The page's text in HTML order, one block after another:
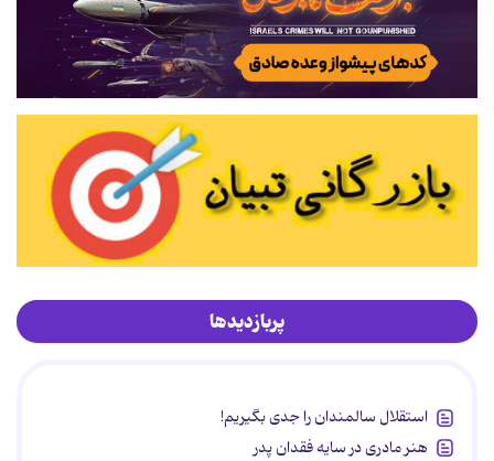
پربازدیدها
استقلال سالمندان را جدی بگیریم!
هنر مادری در سایه‌ فقدان پدر